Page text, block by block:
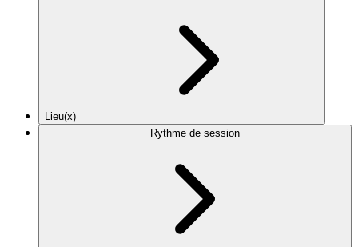
Lieu(x)
Rythme de session